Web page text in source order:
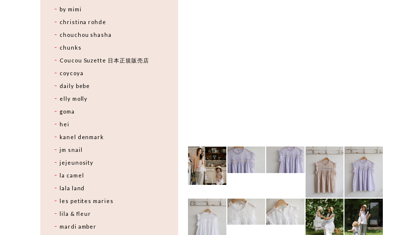
by mimi
christina rohde
chouchou shasha
chunks
Coucou Suzette 日本正規販売店
coycoya
daily bebe
elly molly
goma
hei
kanel denmark
jm snail
jejeunosity
la camel
lala land
les petites maries
lila & fleur
mardi amber